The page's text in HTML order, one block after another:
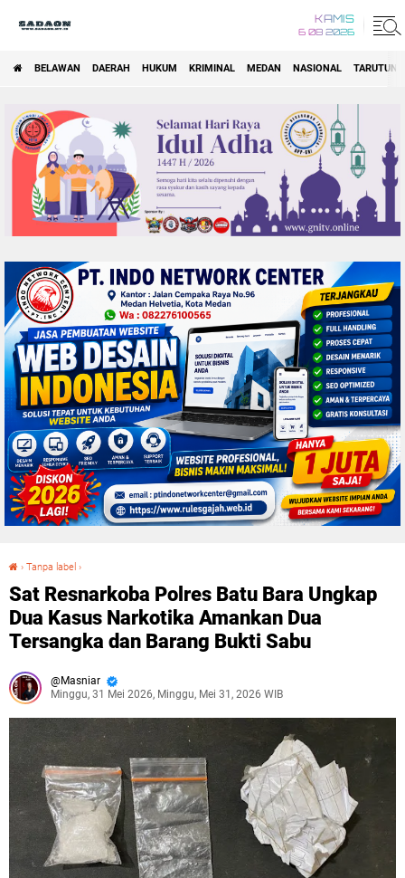
KAMIS
6 08 2026
BELAWAN DAERAH HUKUM KRIMINAL MEDAN NASIONAL TARUTUNG
› Tanpa label ›
Sat Resnarkoba Polres Batu Bara Ungkap
Dua Kasus Narkotika Amankan Dua
Tersangka dan Barang Bukti Sabu
Masniar
Minggu, 31 Mei 2026, Minggu, Mei 31, 2026 WIB